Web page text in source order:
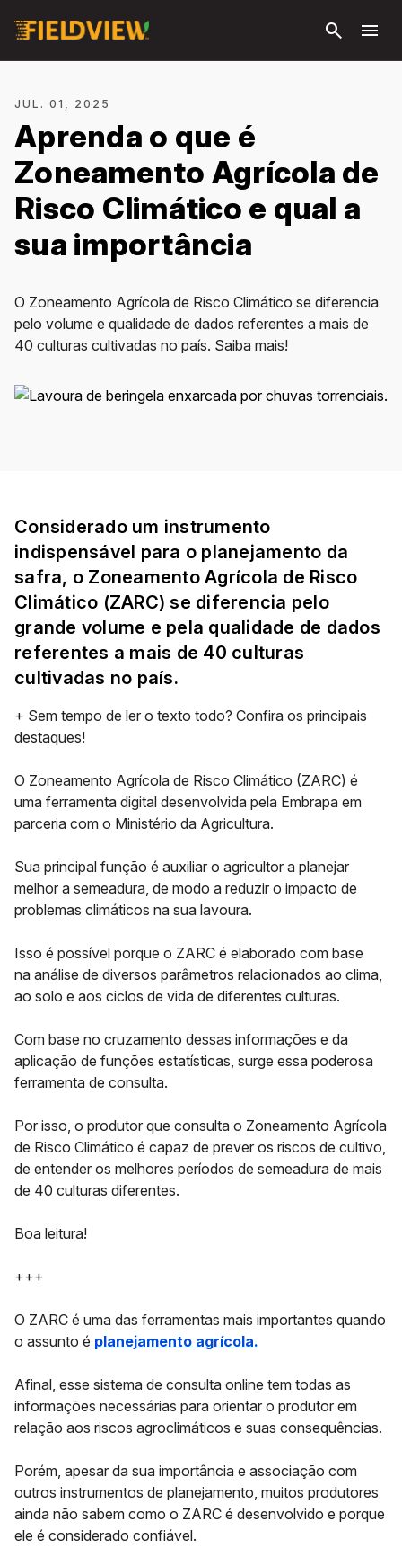
principal
search menu
JUL. 01, 2025
Aprenda o que é
Zoneamento Agrícola de
Risco Climático e qual a
sua importância
O Zoneamento Agrícola de Risco Climático se diferencia
pelo volume e qualidade de dados referentes a mais de
40 culturas cultivadas no país. Saiba mais!
Considerado um instrumento
indispensável para o planejamento da
safra, o Zoneamento Agrícola de Risco
Climático (ZARC) se diferencia pelo
grande volume e pela qualidade de dados
referentes a mais de 40 culturas
cultivadas no país.
+ Sem tempo de ler o texto todo? Confira os principais
destaques!
O Zoneamento Agrícola de Risco Climático (ZARC) é
uma ferramenta digital desenvolvida pela Embrapa em
parceria com o Ministério da Agricultura.
Sua principal função é auxiliar o agricultor a planejar
melhor a semeadura, de modo a reduzir o impacto de
problemas climáticos na sua lavoura.
Isso é possível porque o ZARC é elaborado com base
na análise de diversos parâmetros relacionados ao clima,
ao solo e aos ciclos de vida de diferentes culturas.
Com base no cruzamento dessas informações e da
aplicação de funções estatísticas, surge essa poderosa
ferramenta de consulta.
Por isso, o produtor que consulta o Zoneamento Agrícola
de Risco Climático é capaz de prever os riscos de cultivo,
de entender os melhores períodos de semeadura de mais
de 40 culturas diferentes.
Boa leitura!
+++
O ZARC é uma das ferramentas mais importantes quando
o assunto é planejamento agrícola.
Afinal, esse sistema de consulta online tem todas as
informações necessárias para orientar o produtor em
relação aos riscos agroclimáticos e suas consequências.
Porém, apesar da sua importância e associação com
outros instrumentos de planejamento, muitos produtores
ainda não sabem como o ZARC é desenvolvido e porque
ele é considerado confiável.